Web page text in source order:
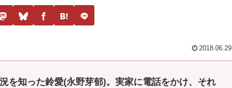
2018.06.29
を知った鈴愛(永野芽郁)。実家に電話をかけ、それ